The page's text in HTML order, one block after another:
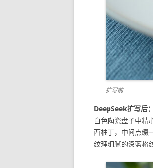
扩写前
DeepSeek扩写后：
白色陶瓷盘子中精
西柚丁，中间点缀
纹理细腻的深蓝格